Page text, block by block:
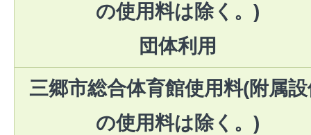
の使用料は除く。)
団体利用
三郷市総合体育館使用料(附属
の使用料は除く。)